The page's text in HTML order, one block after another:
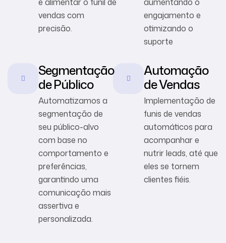
vendas com
precisão.
engajamento e
otimizando o
suporte
Segmentação
de Público
Automatizamos a
segmentação de
seu público-alvo
com base no
comportamento e
preferências,
garantindo uma
comunicação mais
assertiva e
personalizada.
Automação
de Vendas
Implementação de
funis de vendas
automáticos para
acompanhar e
nutrir leads, até que
eles se tornem
clientes fiéis.